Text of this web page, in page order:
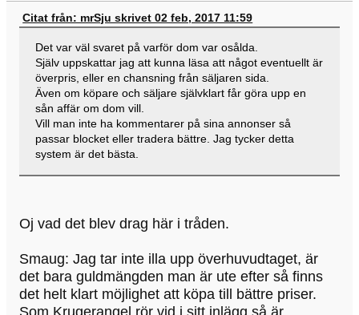
Citat från: mrSju skrivet 02 feb, 2017 11:59
Det var väl svaret på varför dom var osålda.
Själv uppskattar jag att kunna läsa att något eventuellt är
överpris, eller en chansning från säljaren sida.
Även om köpare och säljare självklart får göra upp en
sån affär om dom vill.
Vill man inte ha kommentarer på sina annonser så
passar blocket eller tradera bättre. Jag tycker detta
system är det bästa.
Oj vad det blev drag här i tråden.
Smaug: Jag tar inte illa upp överhuvudtaget, är
det bara guldmängden man är ute efter så finns
det helt klart möjlighet att köpa till bättre priser.
Som Krugerangel rör vid i sitt inlägg så är